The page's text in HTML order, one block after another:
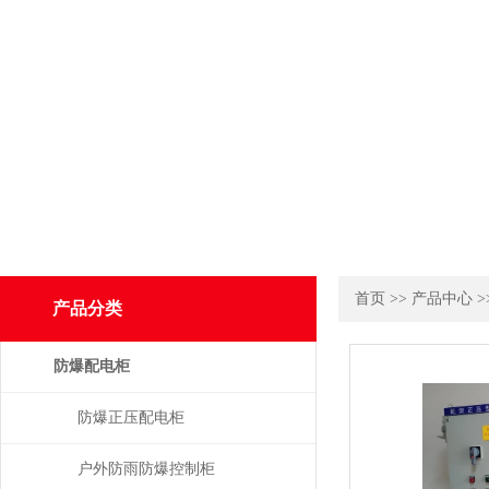
首页 >> 产品中心
产品分类
防爆配电柜
防爆正压配电柜
户外防雨防爆控制柜